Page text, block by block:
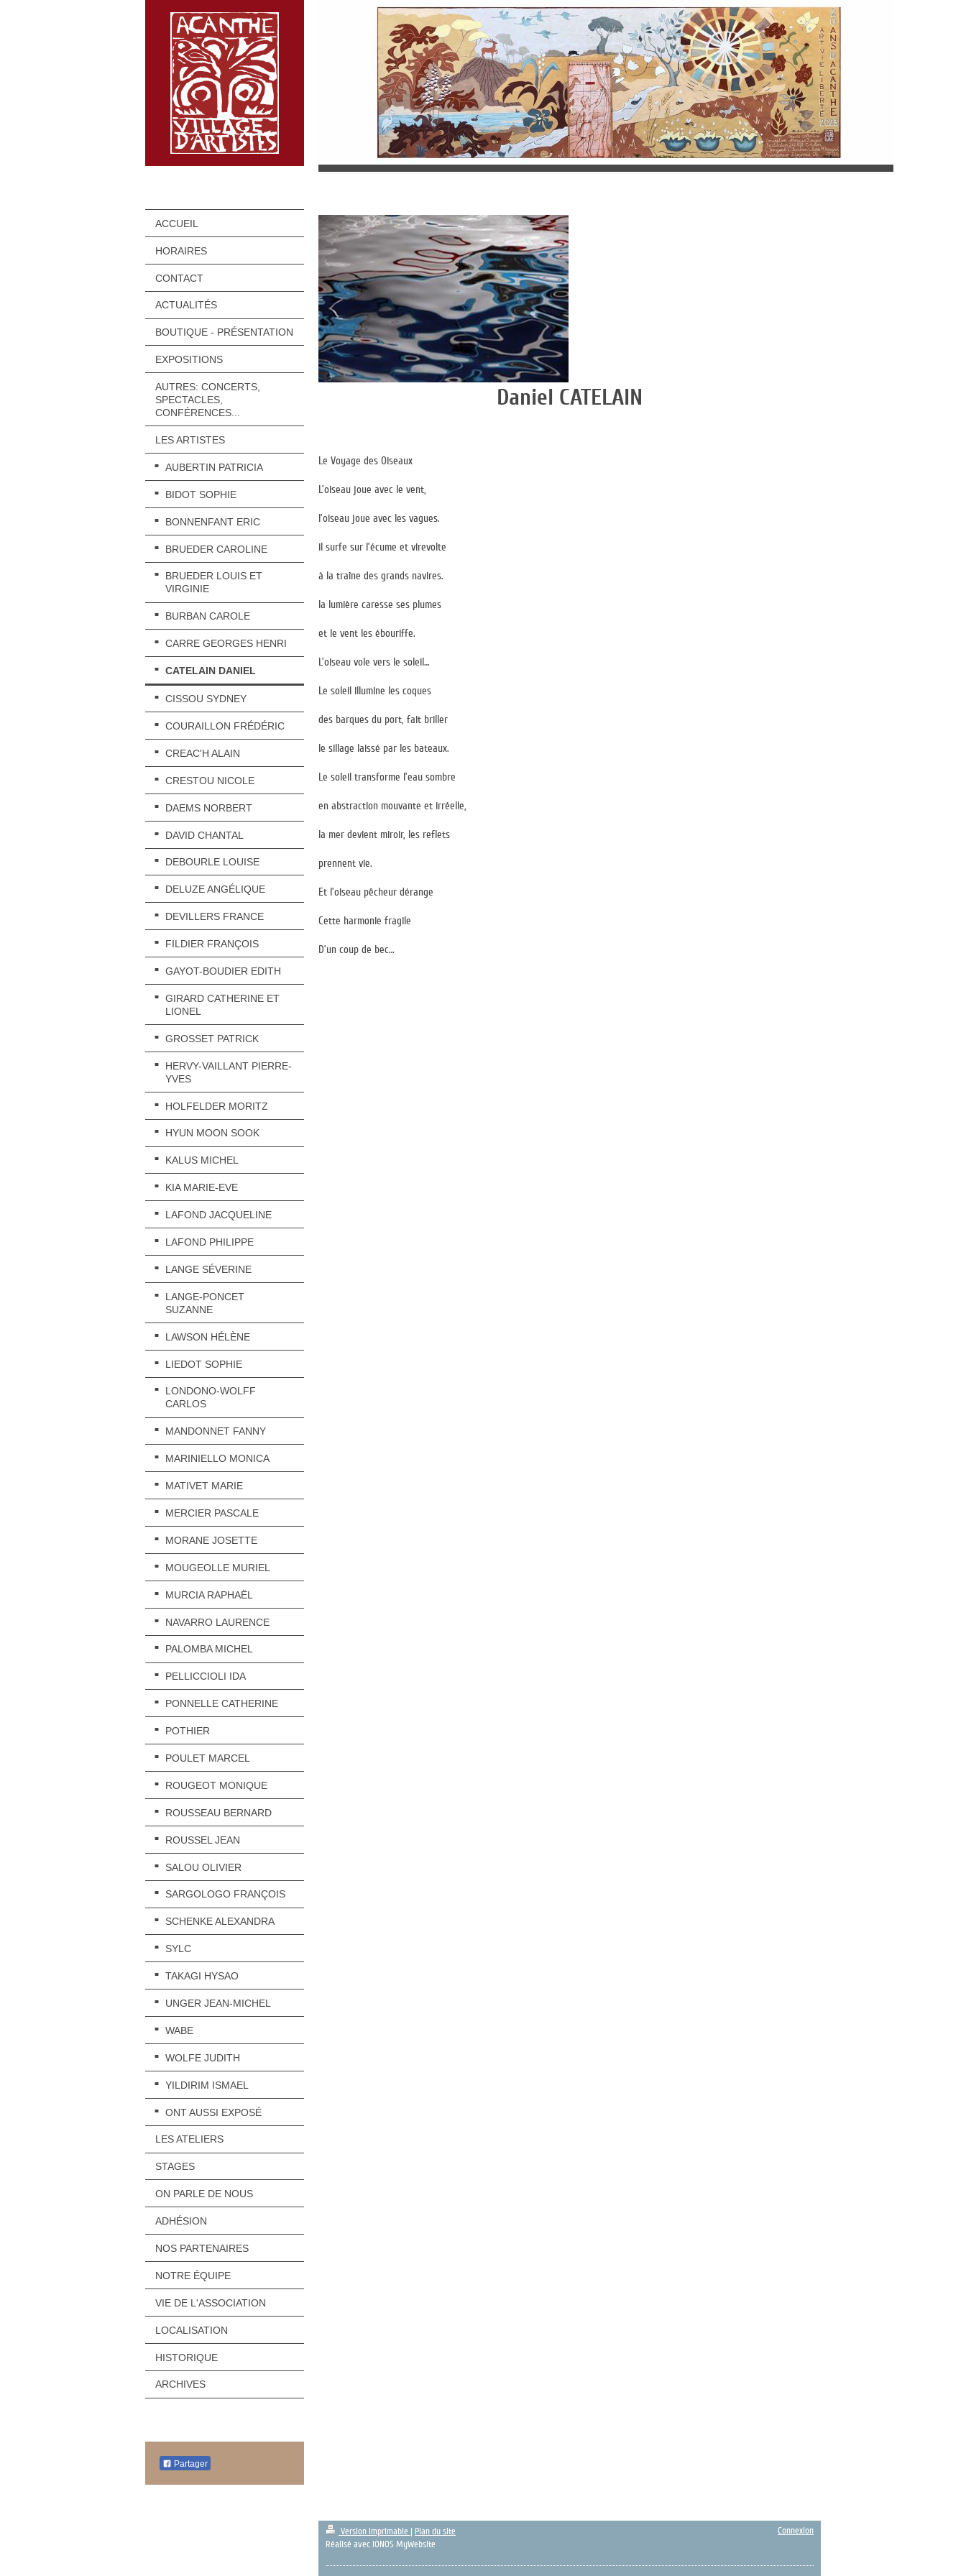
ACCUEIL
HORAIRES
CONTACT
ACTUALITÉS
BOUTIQUE - PRÉSENTATION
EXPOSITIONS
AUTRES: CONCERTS,
SPECTACLES,
CONFÉRENCES...
LES ARTISTES
AUBERTIN PATRICIA
BIDOT SOPHIE
BONNENFANT ERIC
BRUEDER CAROLINE
BRUEDER LOUIS ET
VIRGINIE
BURBAN CAROLE
CARRE GEORGES HENRI
CATELAIN DANIEL
CISSOU SYDNEY
COURAILLON FRÉDÉRIC
CREAC'H ALAIN
CRESTOU NICOLE
DAEMS NORBERT
DAVID CHANTAL
DEBOURLE LOUISE
DELUZE ANGÉLIQUE
DEVILLERS FRANCE
FILDIER FRANÇOIS
GAYOT-BOUDIER EDITH
GIRARD CATHERINE ET
LIONEL
GROSSET PATRICK
HERVY-VAILLANT PIERRE-
YVES
HOLFELDER MORITZ
HYUN MOON SOOK
KALUS MICHEL
KIA MARIE-EVE
LAFOND JACQUELINE
LAFOND PHILIPPE
LANGE SÉVERINE
LANGE-PONCET
SUZANNE
LAWSON HÉLÈNE
LIEDOT SOPHIE
LONDONO-WOLFF
CARLOS
MANDONNET FANNY
MARINIELLO MONICA
MATIVET MARIE
MERCIER PASCALE
MORANE JOSETTE
MOUGEOLLE MURIEL
MURCIA RAPHAËL
NAVARRO LAURENCE
PALOMBA MICHEL
PELLICCIOLI IDA
PONNELLE CATHERINE
POTHIER
POULET MARCEL
ROUGEOT MONIQUE
ROUSSEAU BERNARD
ROUSSEL JEAN
SALOU OLIVIER
SARGOLOGO FRANÇOIS
SCHENKE ALEXANDRA
SYLC
TAKAGI HYSAO
UNGER JEAN-MICHEL
WABE
WOLFE JUDITH
YILDIRIM ISMAEL
ONT AUSSI EXPOSÉ
LES ATELIERS
STAGES
ON PARLE DE NOUS
ADHÉSION
NOS PARTENAIRES
NOTRE ÉQUIPE
VIE DE L'ASSOCIATION
LOCALISATION
HISTORIQUE
ARCHIVES
Partager
Daniel CATELAIN
Le Voyage des Oiseaux
L’oiseau joue avec le vent,
l’oiseau joue avec les vagues.
il surfe sur l’écume et virevolte
à la traîne des grands navires.
la lumière caresse ses plumes
et le vent les ébouriffe.
L’oiseau vole vers le soleil…
Le soleil illumine les coques
des barques du port, fait briller
le sillage laissé par les bateaux.
Le soleil transforme l’eau sombre
en abstraction mouvante et irréelle,
la mer devient miroir, les reflets
prennent vie.
Et l’oiseau pêcheur dérange
Cette harmonie fragile
D’un coup de bec…
Version imprimable | Plan du site
Réalisé avec IONOS MyWebsite
Connexion